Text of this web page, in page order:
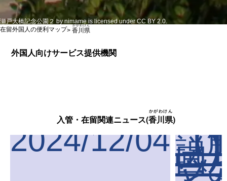
瀬戸大橋記念公園２ by nimame is licensed under CC BY 2.0.
在留外国人の便利マップ> 香川県
かがわけん
外国人向けサービス提供機関
入管・在留関連ニュース(香川県
かがわけん
)
2024/12/04【
説
国
ツ